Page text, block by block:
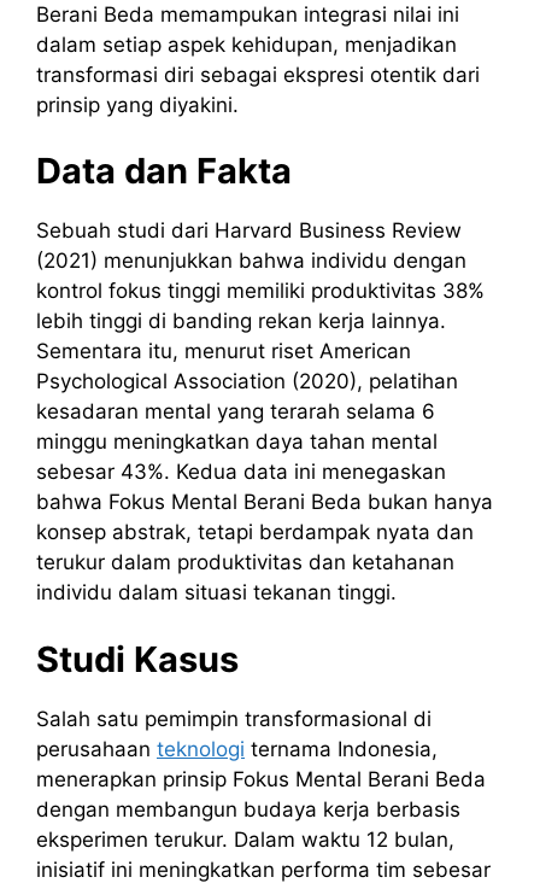
Berani Beda memampukan integrasi nilai ini
dalam setiap aspek kehidupan, menjadikan
transformasi diri sebagai ekspresi otentik dari
prinsip yang diyakini.
Data dan Fakta
Sebuah studi dari Harvard Business Review
(2021) menunjukkan bahwa individu dengan
kontrol fokus tinggi memiliki produktivitas 38%
lebih tinggi di banding rekan kerja lainnya.
Sementara itu, menurut riset American
Psychological Association (2020), pelatihan
kesadaran mental yang terarah selama 6
minggu meningkatkan daya tahan mental
sebesar 43%. Kedua data ini menegaskan
bahwa Fokus Mental Berani Beda bukan hanya
konsep abstrak, tetapi berdampak nyata dan
terukur dalam produktivitas dan ketahanan
individu dalam situasi tekanan tinggi.
Studi Kasus
Salah satu pemimpin transformasional di
perusahaan teknologi ternama Indonesia,
menerapkan prinsip Fokus Mental Berani Beda
dengan membangun budaya kerja berbasis
eksperimen terukur. Dalam waktu 12 bulan,
inisiatif ini meningkatkan performa tim sebesar